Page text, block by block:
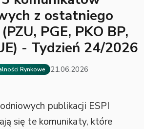
z ostatniego
PGE, PKO BP,
- Tydzień 24/2026
Rynkowe 21.06.2026
publikacji ESPI
się te komunikaty, które